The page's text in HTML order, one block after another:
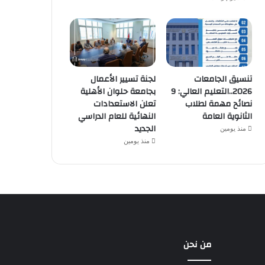
تنسيق الجامعات
2026..التعليم العالي: 9
نصائح مهمة لطلاب
الثانوية العامة
منذ يومين
لجنة تسيير الأعمال
بجامعة حلوان الأهلية
تعلن الاستعدادات
النهائية للعام الدراسي
الجديد
منذ يومين
من نحن